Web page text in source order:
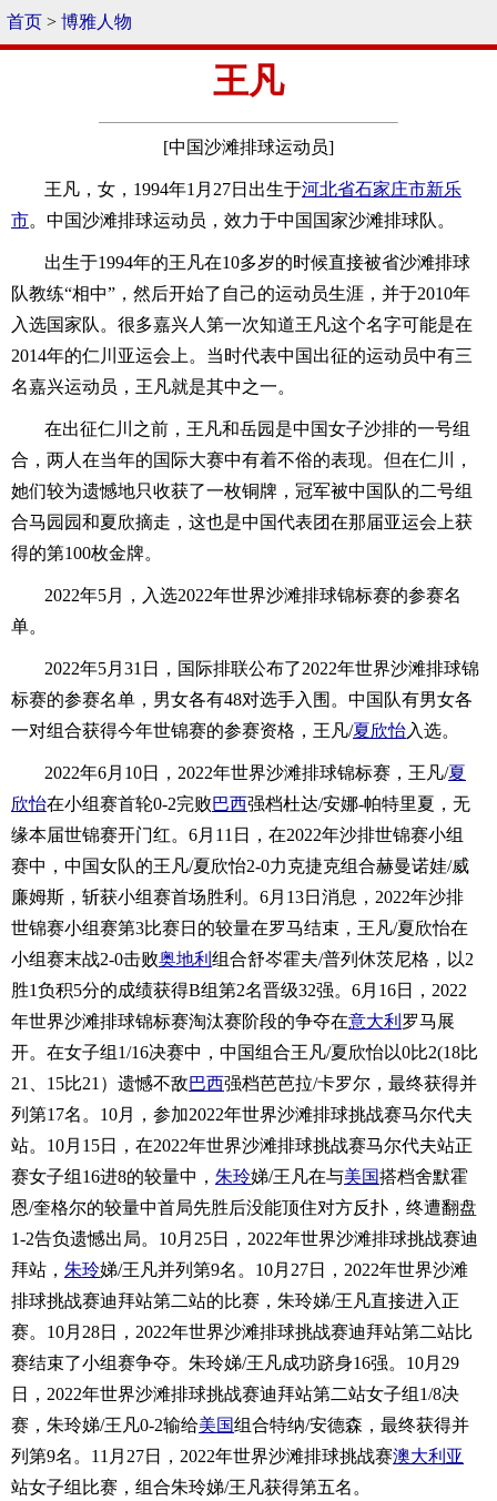
首页 > 博雅人物
王凡
[中国沙滩排球运动员]
王凡，女，1994年1月27日出生于河北省石家庄市新乐
市。中国沙滩排球运动员，效力于中国国家沙滩排球队。
出生于1994年的王凡在10多岁的时候直接被省沙滩排球
队教练“相中”，然后开始了自己的运动员生涯，并于2010年
入选国家队。很多嘉兴人第一次知道王凡这个名字可能是在
2014年的仁川亚运会上。当时代表中国出征的运动员中有三
名嘉兴运动员，王凡就是其中之一。
在出征仁川之前，王凡和岳园是中国女子沙排的一号组
合，两人在当年的国际大赛中有着不俗的表现。但在仁川，
她们较为遗憾地只收获了一枚铜牌，冠军被中国队的二号组
合马园园和夏欣摘走，这也是中国代表团在那届亚运会上获
得的第100枚金牌。
2022年5月，入选2022年世界沙滩排球锦标赛的参赛名
单。
2022年5月31日，国际排联公布了2022年世界沙滩排球锦
标赛的参赛名单，男女各有48对选手入围。中国队有男女各
一对组合获得今年世锦赛的参赛资格，王凡/夏欣怡入选。
2022年6月10日，2022年世界沙滩排球锦标赛，王凡/夏
欣怡在小组赛首轮0-2完败巴西强档杜达/安娜-帕特里夏，无
缘本届世锦赛开门红。6月11日，在2022年沙排世锦赛小组
赛中，中国女队的王凡/夏欣怡2-0力克捷克组合赫曼诺娃/威
廉姆斯，斩获小组赛首场胜利。6月13日消息，2022年沙排
世锦赛小组赛第3比赛日的较量在罗马结束，王凡/夏欣怡在
小组赛末战2-0击败奥地利 组合舒岑霍夫/普列休茨尼格，以2
胜1负积5分的成绩获得B组第2名晋级32强。6月16日，2022
年世界沙滩排球锦标赛淘汰赛阶段的争夺在意大利 罗马展
开。在女子组1/16决赛中，中国组合王凡/夏欣怡以0比2(18比
21、15比21）遗憾不敌巴西强档芭芭拉/卡罗尔，最终获得并
列第17名。10月，参加2022年世界沙滩排球挑战赛马尔代夫
站。10月15日，在2022年世界沙滩排球挑战赛马尔代夫站正
赛女子组16进8的较量中， 朱玲娣/王凡在与美国搭档舍默霍
恩/奎格尔的较量中首局先胜后没能顶住对方反扑，终遭翻盘
1-2告负遗憾出局。10月25日，2022年世界沙滩排球挑战赛迪
拜站， 朱玲娣/王凡并列第9名。10月27日，2022年世界沙滩
排球挑战赛迪拜站第二站的比赛，朱玲娣/王凡直接进入正
赛。10月28日，2022年世界沙滩排球挑战赛迪拜站第二站比
赛结束了小组赛争夺。朱玲娣/王凡成功跻身16强。10月29
日，2022年世界沙滩排球挑战赛迪拜站第二站女子组1/8决
赛，朱玲娣/王凡0-2输给美国组合特纳/安德森，最终获得并
列第9名。11月27日，2022年世界沙滩排球挑战赛澳大利亚
站女子组比赛，组合朱玲娣/王凡获得第五名。